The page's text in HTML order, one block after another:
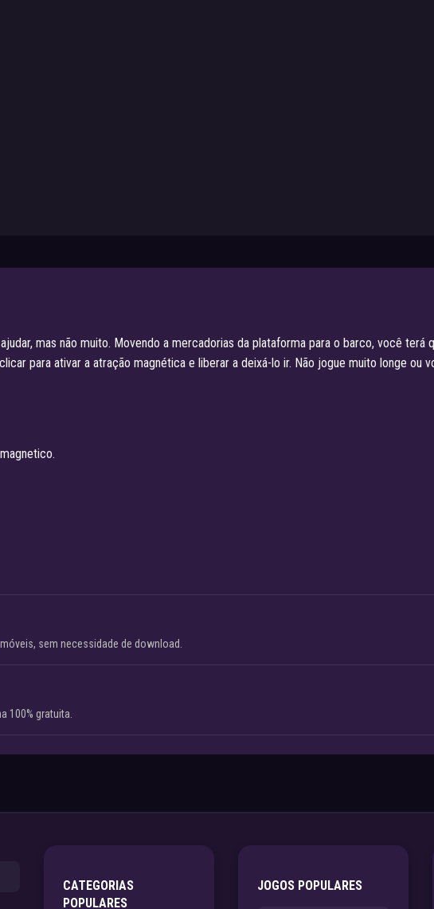
mas não muito. Movendo a mercadorias da plataforma para o barco, você terá
para ativar a atração magnética e liberar a deixá-lo ir. Não jogue muito longe ou
sem necessidade de download.
100% gratuita.
CATEGORIAS
POPULARES
JOGOS POPULARES